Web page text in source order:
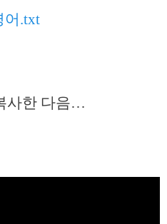
어.txt
사한 다음…